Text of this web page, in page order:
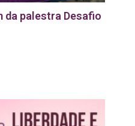
da palestra Desafio